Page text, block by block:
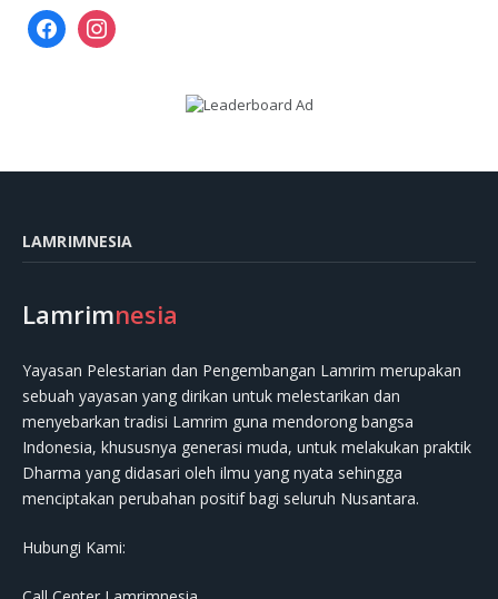
facebookinstagram
LAMRIMNESIA
Lamrimnesia
Yayasan Pelestarian dan Pengembangan Lamrim merupakan
sebuah yayasan yang dirikan untuk melestarikan dan
menyebarkan tradisi Lamrim guna mendorong bangsa
Indonesia, khususnya generasi muda, untuk melakukan praktik
Dharma yang didasari oleh ilmu yang nyata sehingga
menciptakan perubahan positif bagi seluruh Nusantara.
Hubungi Kami: